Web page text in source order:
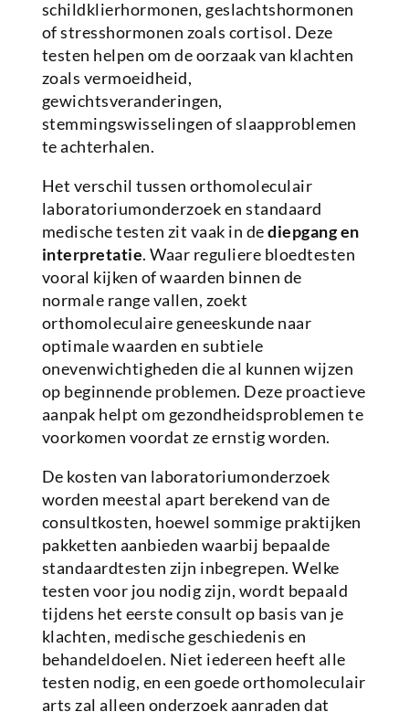
schildklierhormonen, geslachtshormonen
of stresshormonen zoals cortisol. Deze
testen helpen om de oorzaak van klachten
zoals vermoeidheid,
gewichtsveranderingen,
stemmingswisselingen of slaapproblemen
te achterhalen.
Het verschil tussen orthomoleculair
laboratoriumonderzoek en standaard
medische testen zit vaak in dediepgang en
interpretatie. Waar reguliere bloedtesten
vooral kijken of waarden binnen de
normale range vallen, zoekt
orthomoleculaire geneeskunde naar
optimale waarden en subtiele
onevenwichtigheden die al kunnen wijzen
op beginnende problemen. Deze proactieve
aanpak helpt om gezondheidsproblemen te
voorkomen voordat ze ernstig worden.
De kosten van laboratoriumonderzoek
worden meestal apart berekend van de
consultkosten, hoewel sommige praktijken
pakketten aanbieden waarbij bepaalde
standaardtesten zijn inbegrepen. Welke
testen voor jou nodig zijn, wordt bepaald
tijdens het eerste consult op basis van je
klachten, medische geschiedenis en
behandeldoelen. Niet iedereen heeft alle
testen nodig, en een goede orthomoleculair
arts zal alleen onderzoek aanraden dat